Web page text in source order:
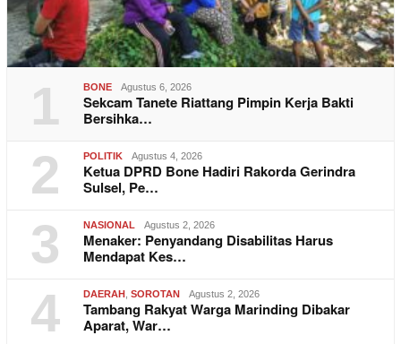
1 BONE Agustus 6, 2026
Sekcam Tanete Riattang Pimpin Kerja Bakti
Bersihka…
2 POLITIK Agustus 4, 2026
Ketua DPRD Bone Hadiri Rakorda Gerindra
Sulsel, Pe…
3 NASIONAL Agustus 2, 2026
Menaker: Penyandang Disabilitas Harus
Mendapat Kes…
4 DAERAH SOROTAN Agustus 2, 2026
Tambang Rakyat Warga Marinding Dibakar
Aparat, War…